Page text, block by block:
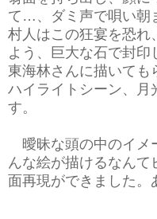
て…、ダミ声で唄い朝
村人はこの狂宴を恐れ
よう、巨大な石で封印
東海林さんに描いても
ハイライトシーン、月
す。
曖昧な頭の中のイメ
んな絵が描けるなん
面再現ができました。